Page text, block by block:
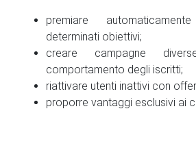
premiare
determinati obiettivi;
creare campagne
comportamento degli iscritti;
riattivare utenti inattivi con
proporre vantaggi esclusivi ai